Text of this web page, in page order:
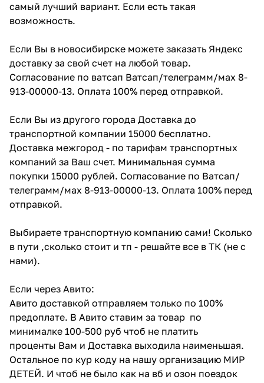
самый лучший вариант. Если есть такая
возможность.
Если Вы в новосибирске можете заказать Яндекс
доставку за свой счет на любой товар.
Согласование по ватсап Ватсап/телеграмм/мах 8-
913-00000-13. Оплата 100% перед отправкой.
Если Вы из другого города Доставка до
транспортной компании 15000 бесплатно.
Доставка межгород - по тарифам транспортных
компаний за Ваш счет. Минимальная сумма
покупки 15000 рублей. Согласование по Ватсап/
телеграмм/мах 8-913-00000-13. Оплата 100% перед
отправкой.
Выбираете транспортную компанию сами! Сколько
в пути ,сколько стоит и тп - решайте все в ТК (не с
нами).
Если через Авито:
Авито доставкой отправляем только по 100%
предоплате. В Авито ставим за товар по
минималке 100-500 руб чтоб не платить
проценты Вам и Доставка выходила наименьшая.
Остальное по кур коду на нашу организацию МИР
ДЕТЕЙ. И чтоб не было как на вб и озон поездок